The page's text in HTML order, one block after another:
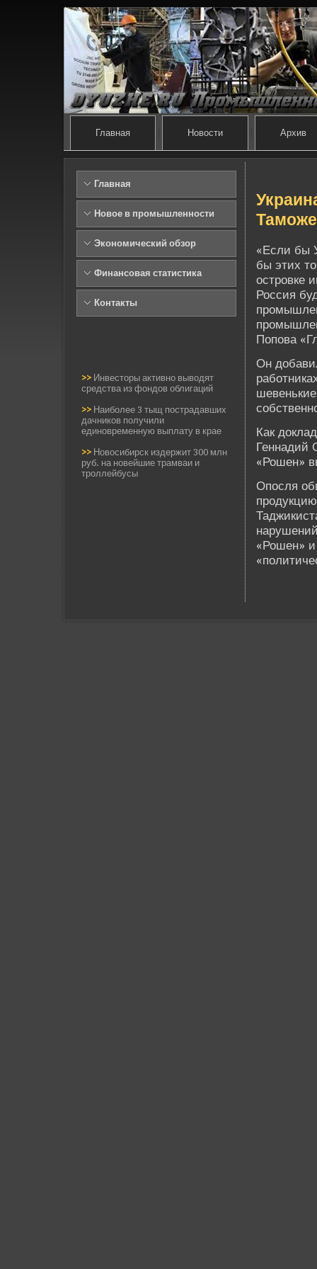
Главная Новости Архив
Главная
Новое в промышленности
Экономический обзор
Финансовая статистика
Контакты
>> Инвесторы активно выводят
средства из фондов облигаций
>> Наиболее 3 тыщ пострадавших
дачников получили
единовременную выплату в крае
>> Новосибирск издержит 300 млн
руб. на новейшие трамваи и
троллейбусы
«Если бы
бы этих
островке
Россия
Попова
Он
Как
Геннадий
«Рошен»
Опосля
«Рошен» и